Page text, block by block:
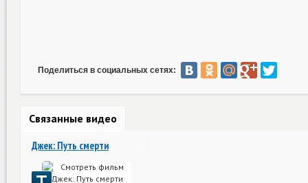
Поделиться в социальных сетях:
Связанные видео
Джек: Путь смерти